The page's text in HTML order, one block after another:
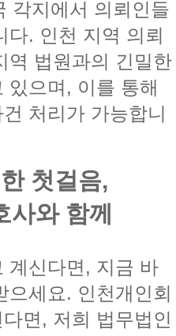
각지에서 의뢰인들
다. 인천 지역 의뢰
역 법원과의 긴밀한
있으며, 이를 통해
처리가 가능합니
첫걸음,
와 함께
계신다면, 지금 바
으세요. 인천개인회
면, 저희 법무법인